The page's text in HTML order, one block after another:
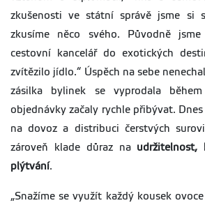
zkušenosti ve státní správě jsme si
zkusíme něco svého. Původně jsme
cestovní kancelář do exotických
zvítězilo jídlo.“ Úspěch na sebe
zásilka bylinek se vyprodala
objednávky začaly rychle přibývat.
na dovoz a distribuci čerstvých
zároveň klade důraz na udržitelnost,
plýtvání.
„Snažíme se využít každý kousek